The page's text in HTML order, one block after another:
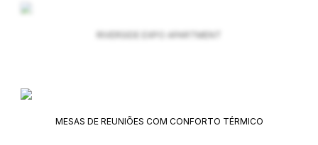
RIVERSIDE EXPO APARTMENT
MESAS DE REUNIÕES COM CONFORTO TÉRMICO